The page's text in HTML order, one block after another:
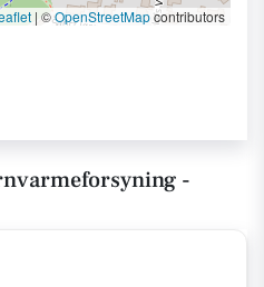
| ©OpenStreetMapcontributors
-